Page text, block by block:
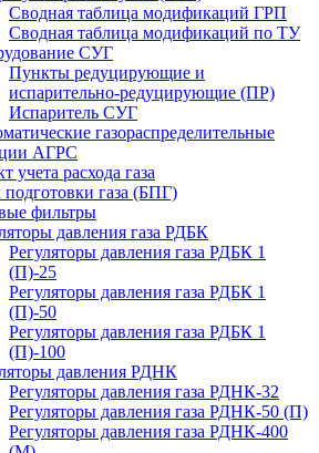
Сводная таблица модификаций ГРП
Сводная таблица модификаций по ТУ
СУГ
Пункты редуцирующие и
испарительно-редуцирующие (ПР)
Испаритель СУГ
газораспределительные
АГРС
учета расхода газа
подготовки газа (БПГ)
фильтры
давления газа РДБК
Регуляторы давления газа РДБК 1
(П)-25
Регуляторы давления газа РДБК 1
(П)-50
Регуляторы давления газа РДБК 1
(П)-100
давления РДНК
Регуляторы давления газа РДНК-32
Регуляторы давления газа РДНК-50 (П)
Регуляторы давления газа РДНК-400